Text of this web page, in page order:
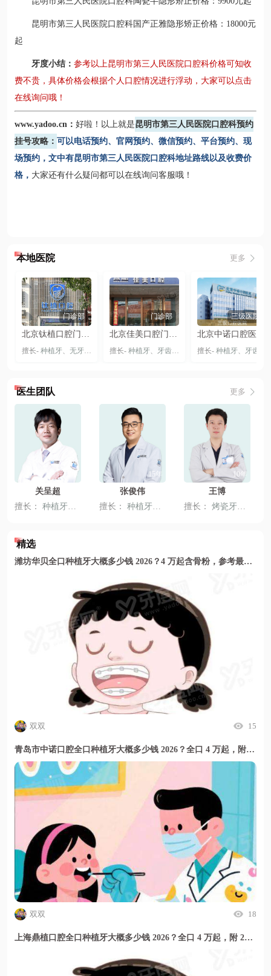
昆明市第三人民医院口腔科国产正雅隐形矫正价格：18000元
起
牙度小结： 参考以上昆明市第三人民医院口腔科价格可知收
费不贵，具体价格会根据个人口腔情况进行浮动，大家可以点击
在线询问哦！
www.yadoo.cn： 好啦！以上就是昆明市第三人民医院口腔科预约
挂号攻略： 可以电话预约、官网预约、微信预约、平台预约、现
场预约，文中有昆明市第三人民医院口腔科地址路线以及收费价
格， 大家还有什么疑问都可以在线询问客服哦！
本地医院 更多
门诊部
北京钛植口腔门诊部（双井总院）
擅长- 种植牙、 无牙颌种植 、穿颧穿翼种植牙
门诊部
北京佳美口腔门诊部（大悦城旗舰店）
擅长- 种植牙、 牙齿矫正 隐形矫正、牙齿贴片
三级医院
擅长- 种植牙、 牙齿矫正
医生团队 更多
13年
关呈超
擅长： 种植牙、 全冠牙、固定义齿
15年
张俊伟
擅长： 种植牙、 固定义齿、 活动义齿、
10年
王博
擅长： 烤瓷牙、
精选
潍坊华贝全口种植牙大概多少钱 2026？4 万起含骨粉，参考最新价格表更安心
双双 15
青岛市中诺口腔全口种植牙大概多少钱 2026？全口 4 万起，附 2026 年最新价格表与补贴详情
双双 18
上海鼎植口腔全口种植牙大概多少钱 2026？全口 4 万起，附 2026 年最新价格表助您安心种牙